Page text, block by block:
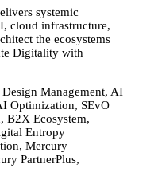
systemic
cloud infrastructure,
the ecosystems
Digitality with
Management, AI
Optimization, SEvO
B2X Ecosystem,
Entropy
Mercury
PartnerPlus,